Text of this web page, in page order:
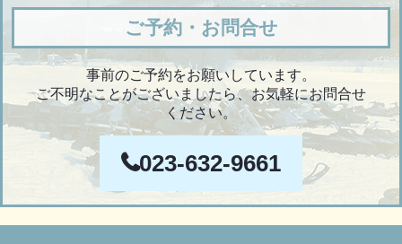
ご予約・お問合せ
事前のご予約をお願いしています。
ご不明なことがございましたら、お気軽にお問合せ
ください。
023-632-9661